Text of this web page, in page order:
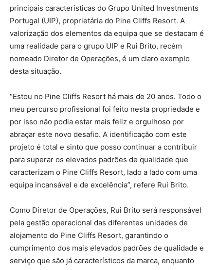
principais características do Grupo United Investments
Portugal (UIP), proprietária do Pine Cliffs Resort. A
valorização dos elementos da equipa que se destacam é
uma realidade para o grupo UIP e Rui Brito, recém
nomeado Diretor de Operações, é um claro exemplo
desta situação.
“Estou no Pine Cliffs Resort há mais de 20 anos. Todo o
meu percurso profissional foi feito nesta propriedade e
por isso não podia estar mais feliz e orgulhoso por
abraçar este novo desafio. A identificação com este
projeto é total e sinto que posso continuar a contribuir
para superar os elevados padrões de qualidade que
caracterizam o Pine Cliffs Resort, lado a lado com uma
equipa incansável e de excelência”, refere Rui Brito.
Como Diretor de Operações, Rui Brito será responsável
pela gestão operacional das diferentes unidades de
alojamento do Pine Cliffs Resort, garantindo o
cumprimento dos mais elevados padrões de qualidade e
serviço que são já característicos da marca, enquanto